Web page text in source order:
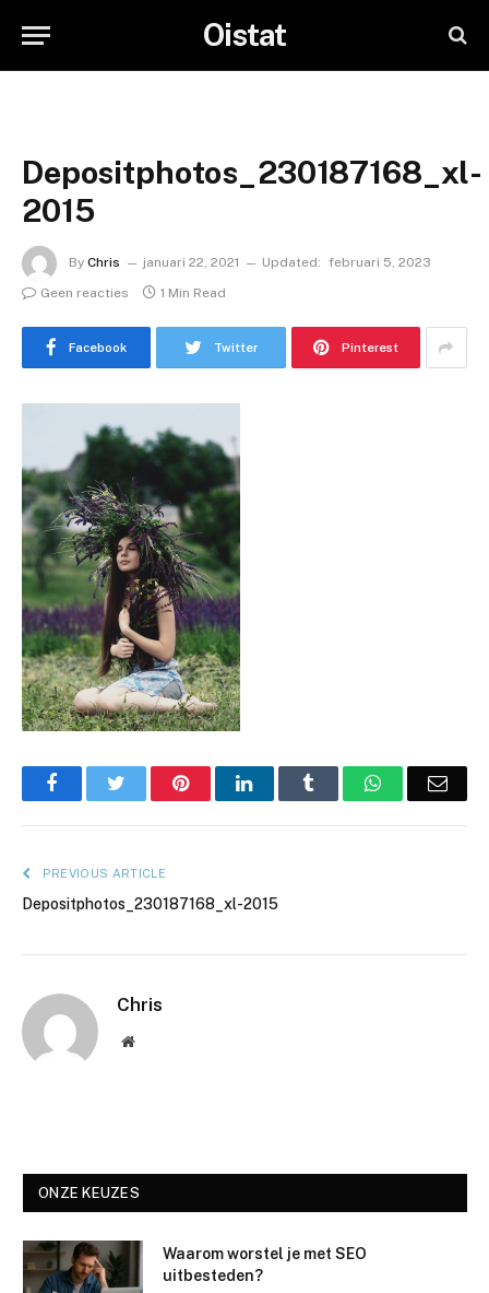
Oistat
Depositphotos_230187168_xl-
2015
By Chris januari 22, 2021 Updated: februari 5, 2023
Geen reacties
1 Min Read
Facebook Twitter Pinterest
FacebookTwitter PinterestLinkedIn Tumblr WhatsApp
PREVIOUS ARTICLE
Depositphotos_230187168_xl-2015
Chris
Website
ONZE KEUZES
Waarom worstel je met SEO
uitbesteden?